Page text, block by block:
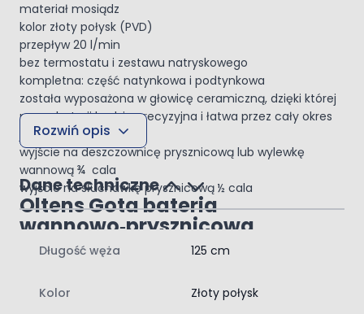
materiał mosiądz
kolor złoty połysk (PVD)
przepływ 20 l/min
bez termostatu i zestawu natryskowego
kompletna: część natynkowa i podtynkowa
została wyposażona w głowicę ceramiczną, dzięki której
praca baterii będzie precyzyjna i łatwa przez cały okres
jej eksploatacji
wyjście na deszczownicę prysznicową lub wylewkę
wannową ¾ cala
wyjście na słuchawkę prysznicową ½ cala
Oltens Gota bateria
wannowo‑prysznicowa
podtynkowa kompletna złoty
połysk (3410180)
Bateria o minimalistycznym i nowoczesnym stylu, która
idealnie sprawdzi się w łazienkach o takim właśnie
Rozwiń opis
Dane techniczne
Długość węża 125 cm
Kolor Złoty połysk